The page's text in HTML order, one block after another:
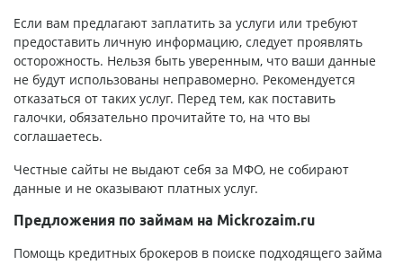
Если вам предлагают заплатить за услуги или требуют
предоставить личную информацию, следует проявлять
осторожность. Нельзя быть уверенным, что ваши данные
не будут использованы неправомерно. Рекомендуется
отказаться от таких услуг. Перед тем, как поставить
галочки, обязательно прочитайте то, на что вы
соглашаетесь.
Честные сайты не выдают себя за МФО, не собирают
данные и не оказывают платных услуг.
Предложения по займам на Mickrozaim.ru
Помощь кредитных брокеров в поиске подходящего займа